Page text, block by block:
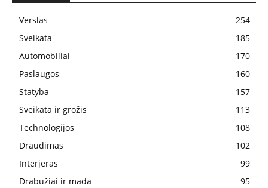
Verslas
254
Sveikata
185
Automobiliai
170
Paslaugos
160
Statyba
157
Sveikata ir grožis
113
Technologijos
108
Draudimas
102
Interjeras
99
Drabužiai ir mada
95